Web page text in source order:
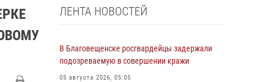
ЛЕНТА НОВОСТЕЙ
В Благовещенске росгвардейцы задержали
подозреваемую в совершении кражи
05 августа 2026, 05:05